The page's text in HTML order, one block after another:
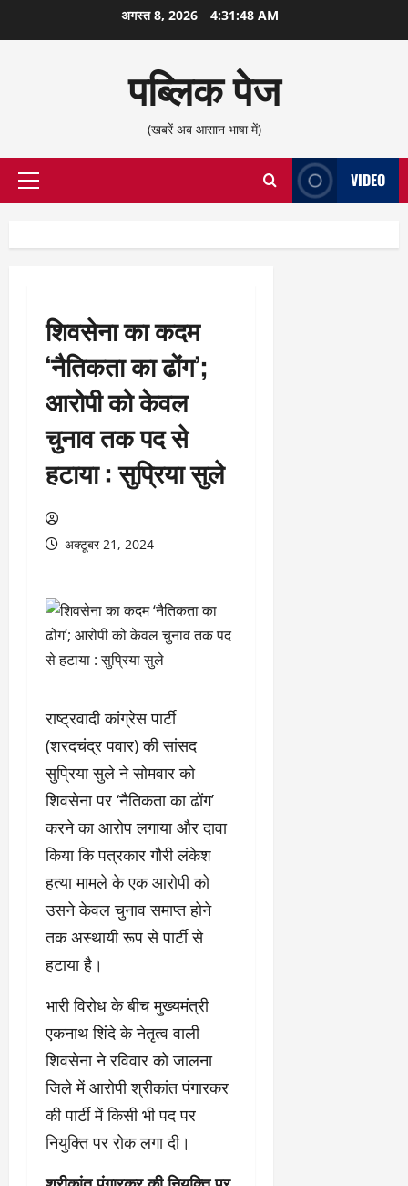
सामग्री
अगस्त 8, 2026 4:31:49 AM
पब्लिक पेज
(खबरें अब आसान भाषा में)
प्राथमिक
VIDEO
शिवसेना का कदम
‘नैतिकता का ढोंग’;
आरोपी को केवल
चुनाव तक पद से
हटाया : सुप्रिया सुले
अक्टूबर 21, 2024
राष्ट्रवादी कांग्रेस पार्टी
(शरदचंद्र पवार) की सांसद
सुप्रिया सुले ने सोमवार को
शिवसेना पर ‘नैतिकता का ढोंग’
करने का आरोप लगाया और दावा
किया कि पत्रकार गौरी लंकेश
हत्या मामले के एक आरोपी को
उसने केवल चुनाव समाप्त होने
तक अस्थायी रूप से पार्टी से
हटाया है।
भारी विरोध के बीच मुख्यमंत्री
एकनाथ शिंदे के नेतृत्व वाली
शिवसेना ने रविवार को जालना
जिले में आरोपी श्रीकांत पंगारकर
की पार्टी में किसी भी पद पर
नियुक्ति पर रोक लगा दी।